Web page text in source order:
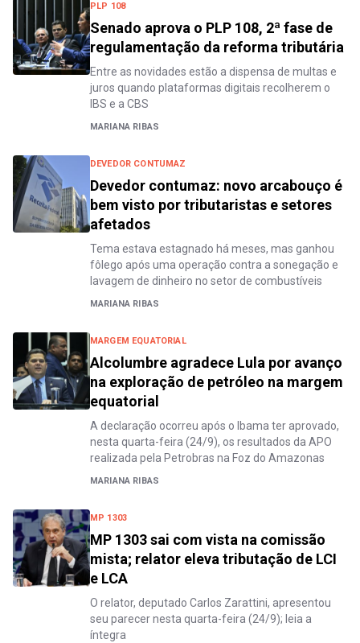
PLP 108
Senado aprova o PLP 108, 2ª fase de
regulamentação da reforma tributária
Entre as novidades estão a dispensa de multas e
juros quando plataformas digitais recolherem o
IBS e a CBS
MARIANA RIBAS
DEVEDOR CONTUMAZ
Devedor contumaz: novo arcabouço é
bem visto por tributaristas e setores
afetados
Tema estava estagnado há meses, mas ganhou
fôlego após uma operação contra a sonegação e
lavagem de dinheiro no setor de combustíveis
MARIANA RIBAS
MARGEM EQUATORIAL
Alcolumbre agradece Lula por avanço
na exploração de petróleo na margem
equatorial
A declaração ocorreu após o Ibama ter aprovado,
nesta quarta-feira (24/9), os resultados da APO
realizada pela Petrobras na Foz do Amazonas
MARIANA RIBAS
MP 1303
MP 1303 sai com vista na comissão
mista; relator eleva tributação de LCI
e LCA
O relator, deputado Carlos Zarattini, apresentou
seu parecer nesta quarta-feira (24/9); leia a
íntegra